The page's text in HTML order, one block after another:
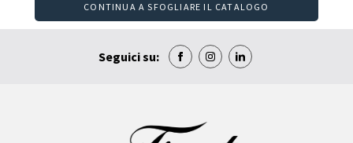
CONTINUA A SFOGLIARE IL CATALOGO
Seguici su: